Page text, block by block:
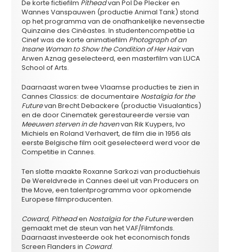
De korte fictiefilm Pitheadvan Pol De Plecker en
Wannes Vanspauwen (productie Animal Tank) stond
op het programma van de onafhankelijke nevensectie
Quinzaine des Cinéastes. In studentencompetitie La
Cinef was de korte animatiefilm Photograph of an
Insane Woman to Show the Condition of Her Hairvan
Arwen Aznag geselecteerd, een masterfilm van LUCA
School of Arts.
Daarnaast waren twee Vlaamse producties te zien in
Cannes Classics: de documentaire Nostalgia for the
Futurevan Brecht Debackere (productie Visualantics)
en de door Cinematek gerestaureerde versie van
Meeuwen sterven in de havenvan Rik Kuypers, Ivo
Michiels en Roland Verhavert, de film die in 1956 als
eerste Belgische film ooit geselecteerd werd voor de
Competitie in Cannes.
Ten slotte maakte Roxanne Sarkozi van productiehuis
De Wereldvrede in Cannes deel uit van Producers on
the Move, een talentprogramma voor opkomende
Europese filmproducenten.
Coward, Pitheaden Nostalgia for the Futurewerden
gemaakt met de steun van het VAF/Filmfonds.
Daarnaast investeerde ook het economisch fonds
Screen Flanders in Coward.